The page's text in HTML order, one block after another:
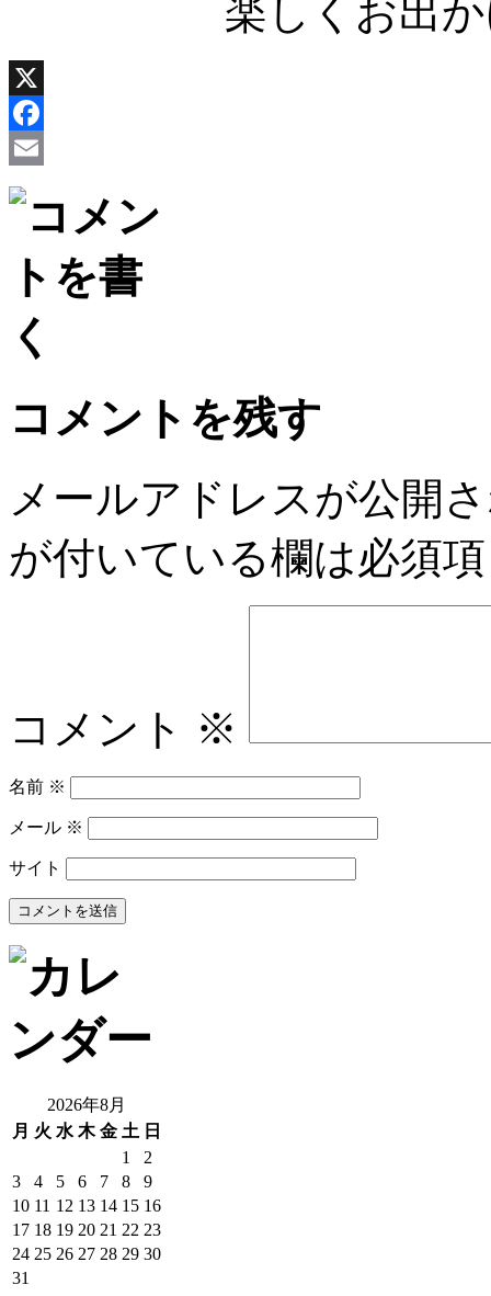
楽しくお出
X
Facebook
Email
コメントを残す
メールアドレスが公開
が付いている欄は必須
コメント ※
名前 ※
メール ※
サイト
2026年8月
月 火 水 木 金 土 日
1
2
3
4 5 6 7 8
9
10 11 12 13 14 15 16
17 18 19 20 21 22 23
24 25 26 27 28 29 30
31